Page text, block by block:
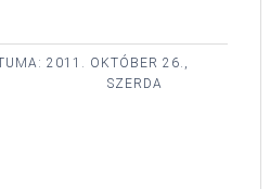
2011. OKTÓBER 26.,
SZERDA